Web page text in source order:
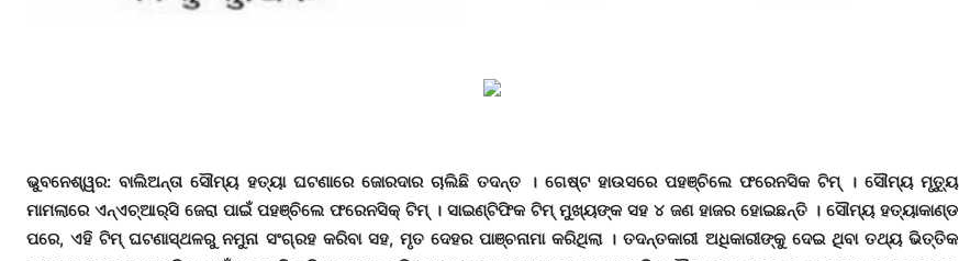
ଭୁବନେଶ୍ୱର: ବାଲିଅନ୍ତା ସୌମ୍ୟ ହତ୍ୟା ଘଟଣାରେ ଜୋରଦାର ଚାଲିଛି ତଦନ୍ତ । ଗେଷ୍ଟ ହାଉସରେ ପହଞ୍ଚିଲେ ଫରେନସିକ ଟିମ୍‌ । ସୌମ୍ୟ ମୃତ୍ୟୁ
ମାମଲାରେ ଏନ୍‌ଏଚ୍‌ଆର୍‌ସି ଜେରା ପାଇଁ ପହଞ୍ଚିଲେ ଫରେନସିକ୍ ଟିମ୍ । ସାଇଣ୍ଟିଫିକ ଟିମ୍‌ ମୁଖ୍ୟଙ୍କ ସହ ୪ ଜଣ ହାଜର ହୋଇଛନ୍ତି । ସୌମ୍ୟ ହତ୍ୟାକାଣ୍ଡ
ପରେ, ଏହି ଟିମ୍‌ ଘଟଣାସ୍ଥଳରୁ ନମୁନା ସଂଗ୍ରହ କରିବା ସହ, ମୃତ ଦେହର ପାଞ୍ଚନାମା କରିଥିଲା । ତଦନ୍ତକାରୀ ଅଧିକାରୀଙ୍କୁ ଦେଇ ଥିବା ତଥ୍ୟ ଭିତ୍ତିକ